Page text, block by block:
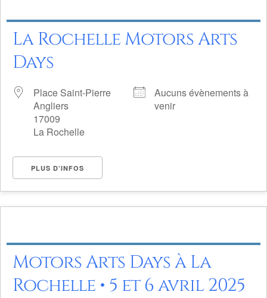
La Rochelle Motors Arts
Days
Place Saint-Pierre
Angliers
17009
La Rochelle
Aucuns évènements à
venir
PLUS D’INFOS
Motors Arts Days à La
Rochelle • 5 et 6 avril 2025